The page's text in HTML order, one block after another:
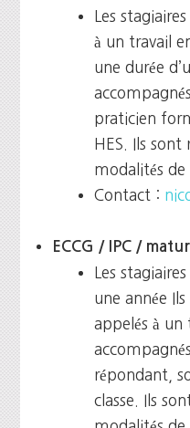
Les
à un travail
une durée
praticien
HES. Ils sont
modalités de
Contact :
ECCG / IPC /
Les
une année
appelés à un
répondant,
classe. Ils